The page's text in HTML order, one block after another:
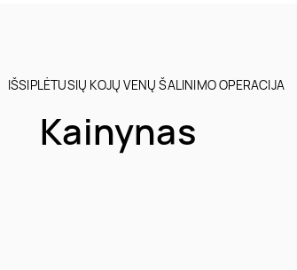
IŠSIPLĖTUSIŲ KOJŲ VENŲ ŠALINIMO OPERACIJA
Kainynas